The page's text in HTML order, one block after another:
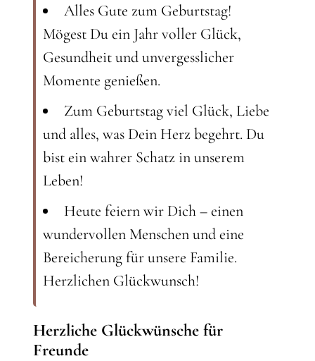
Alles Gute zum Geburtstag!
Mögest Du ein Jahr voller Glück,
Gesundheit und unvergesslicher
Momente genießen.
Zum Geburtstag viel Glück, Liebe
und alles, was Dein Herz begehrt. Du
bist ein wahrer Schatz in unserem
Leben!
Heute feiern wir Dich – einen
wundervollen Menschen und eine
Bereicherung für unsere Familie.
Herzlichen Glückwunsch!
Herzliche Glückwünsche für
Freunde